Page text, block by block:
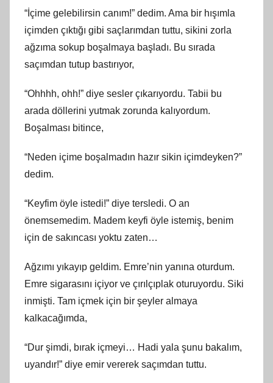
“İçime gelebilirsin canım!” dedim. Ama bir hışımla
içimden çıktığı gibi saçlarımdan tuttu, sikini zorla
ağzıma sokup boşalmaya başladı. Bu sırada
saçımdan tutup bastırıyor,
“Ohhhh, ohh!” diye sesler çıkarıyordu. Tabii bu
arada döllerini yutmak zorunda kalıyordum.
Boşalması bitince,
“Neden içime boşalmadın hazır sikin içimdeyken?”
dedim.
“Keyfim öyle istedi!” diye tersledi. O an
önemsemedim. Madem keyfi öyle istemiş, benim
için de sakıncası yoktu zaten…
Ağzımı yıkayıp geldim. Emre’nin yanına oturdum.
Emre sigarasını içiyor ve çırılçıplak oturuyordu. Siki
inmişti. Tam içmek için bir şeyler almaya
kalkacağımda,
“Dur şimdi, bırak içmeyi… Hadi yala şunu bakalım,
uyandır!” diye emir vererek saçımdan tuttu.